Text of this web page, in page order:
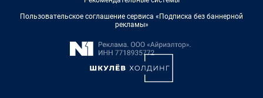
Пользовательское соглашение сервиса «Подписка без баннерной
рекламы»